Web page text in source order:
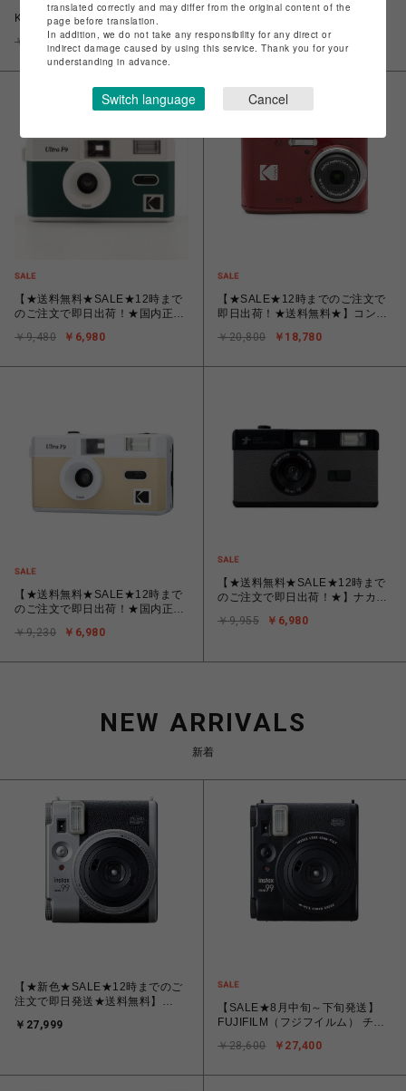
【★SALE★在庫限り★12時までのご注文で即日出荷！】コダック
Kodak EKTAR H35N BT21 Edition [フィルムカメラ ハーフフレーム]
BT21 コラボ
￥7,380
￥11,800
【★送料無料★SALE★12時まで
のご注文で即日出荷！★国内正規
ンプルなフィルムカメラ
￥6,980
￥9,480
【★SALE★12時までのご注文で
即日出荷！★送料無料★】コンパ
PIXPRO レッド FZ45RD
￥18,780
￥20,800
【★送料無料★SALE★12時まで
のご注文で即日出荷！★国内正規
ULTRA F9 ライトベージュ
￥6,980
￥9,230
【★送料無料★SALE★12時まで
のご注文で即日出荷！★】ナカバ
フカメラ ダークグレー （36枚
￥6,980
￥9,955
NEW ARRIVALS
新着
【★新色★SALE★12時までのご
注文で即日発送★送料無料】
キカメラ INSTAX mini99 シル
￥27,999
【SALE★8月中旬～下旬発送】
FUJIFILM（フジフイルム） チェ
ック
￥27,400
￥28,600
translated correctly and may differ from the original content of the
page before translation.
In addition, we do not take any responsibility for any direct or
indirect damage caused by using this service. Thank you for your
understanding in advance.
Switch language Cancel